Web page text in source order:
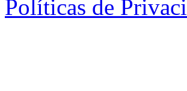
Políticas de